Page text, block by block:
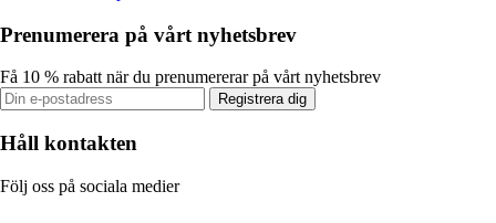
Prenumerera på vårt nyhetsbrev
Få 10 % rabatt när du prenumererar på vårt nyhetsbrev
Registrera dig
Håll kontakten
Följ oss på sociala medier